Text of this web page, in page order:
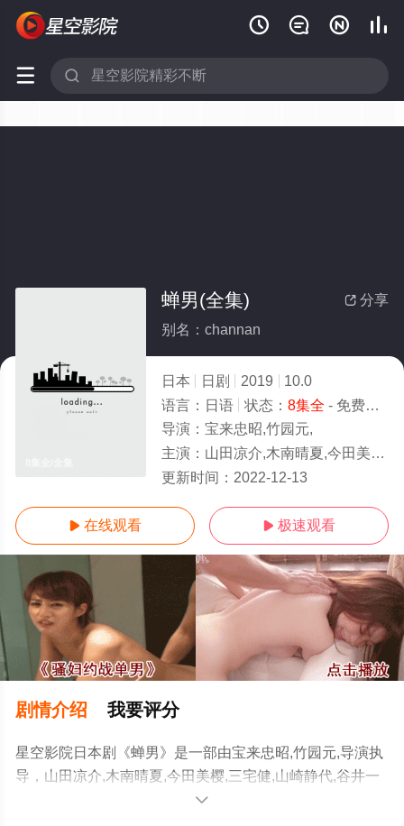
   
 
 分享
蝉男(全集)
别名：channan
日本 日剧 2019
10.0
语言： 日语 状态： 8集全 - 免费在线观看
导演： 宝来忠昭,竹园元,
主演： 山田凉介,木南晴夏,今田美樱,三宅健,山崎静代,谷井一郎,北村有起哉,阿川佐和子,檀富美
更新时间： 2022-12-13
 在线观看  极速观看
剧情介绍 我要评分
星空影院日本剧《蝉男》是一部由宝来忠昭,竹园元,导演执
导，山田凉介,木南晴夏,今田美樱,三宅健,山崎静代,谷井一
郎,北村有起哉,阿川佐和子,檀富美等演员精彩演绎的日本电
